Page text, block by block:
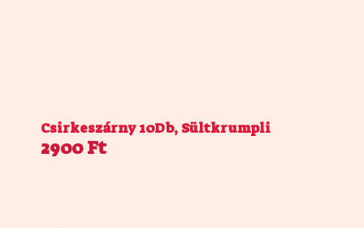
Csirkeszárny 10Db, Sültkrumpli
2900 Ft